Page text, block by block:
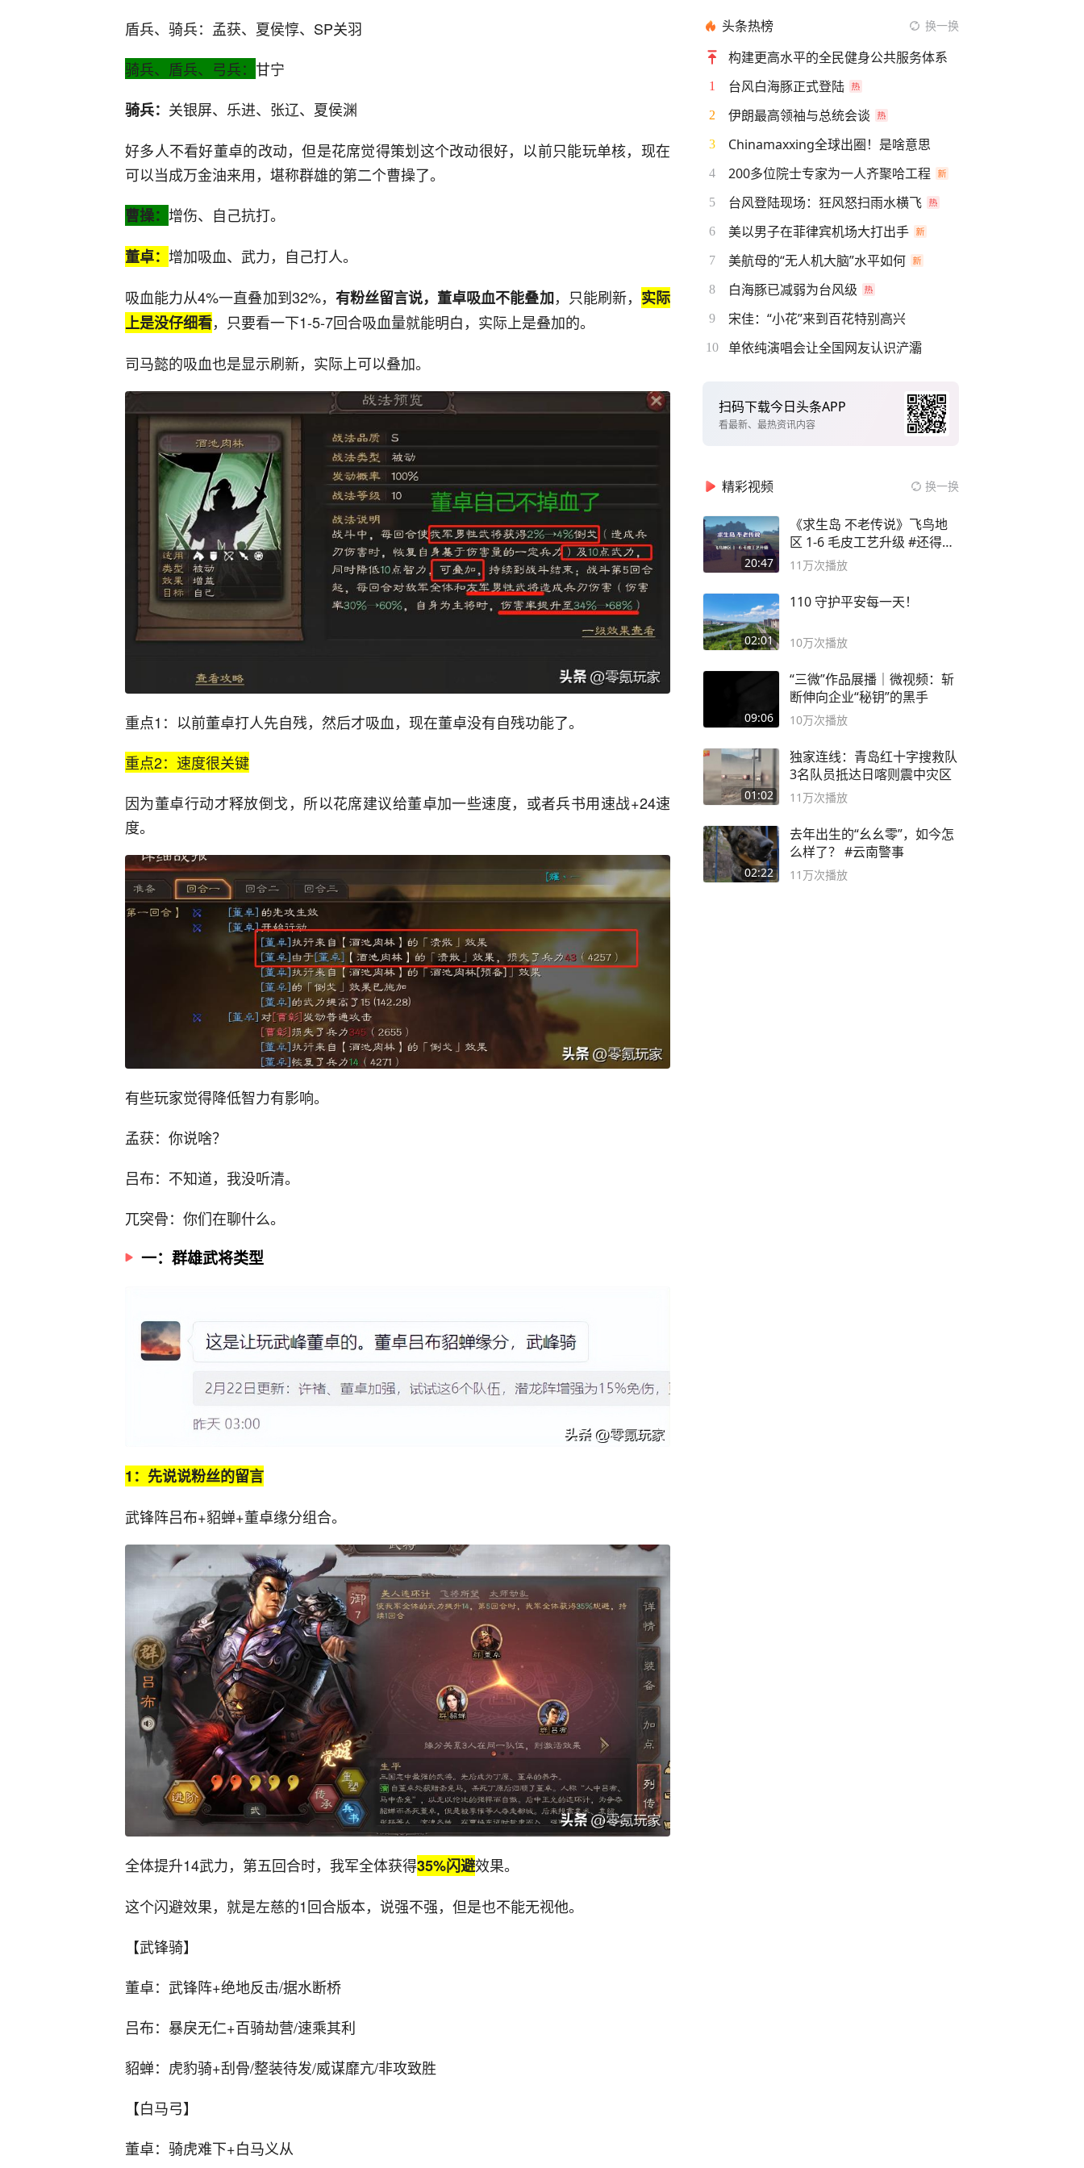
盾兵、骑兵：孟获、夏侯惇、SP关羽
骑兵、盾兵、弓兵： 甘宁
骑兵： 关银屏、乐进、张辽、夏侯渊
好多人不看好董卓的改动，但是花席觉得策划这个改动很好，以前只能玩单核，现在
可以当成万金油来用，堪称群雄的第二个曹操了。
曹操： 增伤、自己抗打。
董卓： 增加吸血、武力，自己打人。
吸血能力从4%一直叠加到32%， 有粉丝留言说，董卓吸血不能叠加，只能刷新， 实际
上是没仔细看，只要看一下1-5-7回合吸血量就能明白，实际上是叠加的。
司马懿的吸血也是显示刷新，实际上可以叠加。
重点1：以前董卓打人先自残，然后才吸血，现在董卓没有自残功能了。
重点2：速度很关键
因为董卓行动才释放倒戈，所以花席建议给董卓加一些速度，或者兵书用速战+24速
度。
有些玩家觉得降低智力有影响。
孟获：你说啥？
吕布：不知道，我没听清。
兀突骨：你们在聊什么。
一：群雄武将类型
1：先说说粉丝的留言
武锋阵吕布+貂蝉+董卓缘分组合。
全体提升14武力，第五回合时，我军全体获得35%闪避效果。
这个闪避效果，就是左慈的1回合版本，说强不强，但是也不能无视他。
【武锋骑】
董卓：武锋阵+绝地反击/据水断桥
吕布：暴戾无仁+百骑劫营/速乘其利
貂蝉：虎豹骑+刮骨/整装待发/威谋靡亢/非攻致胜
【白马弓】
董卓：骑虎难下+白马义从
头条热榜 换一换
构建更高水平的全民健身公共服务体系
1 台风白海豚正式登陆
2 伊朗最高领袖与总统会谈
3 Chinamaxxing全球出圈！是啥意思
4 200多位院士专家为一人齐聚哈工程
5 台风登陆现场：狂风怒扫雨水横飞
6 美以男子在菲律宾机场大打出手
7 美航母的“无人机大脑”水平如何
8 白海豚已减弱为台风级
9 宋佳：“小花”来到百花特别高兴
10 单依纯演唱会让全国网友认识浐灞
扫码下载今日头条APP
看最新、最热资讯内容
精彩视频 换一换
20:47
《求生岛 不老传说》飞鸟地
区 1-6 毛皮工艺升级 #还得是
主机大作
11万次播放
02:01
110 守护平安每一天！
10万次播放
09:06
“三微”作品展播｜微视频：斩
断伸向企业“秘钥”的黑手
10万次播放
01:02
独家连线：青岛红十字搜救队
3名队员抵达日喀则震中灾区
11万次播放
02:22
去年出生的“幺幺零”，如今怎
么样了？ #云南警事
11万次播放